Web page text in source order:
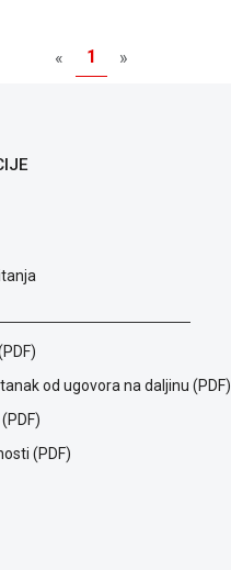
« 1 »
od ugovora na daljinu (PDF)
(PDF)